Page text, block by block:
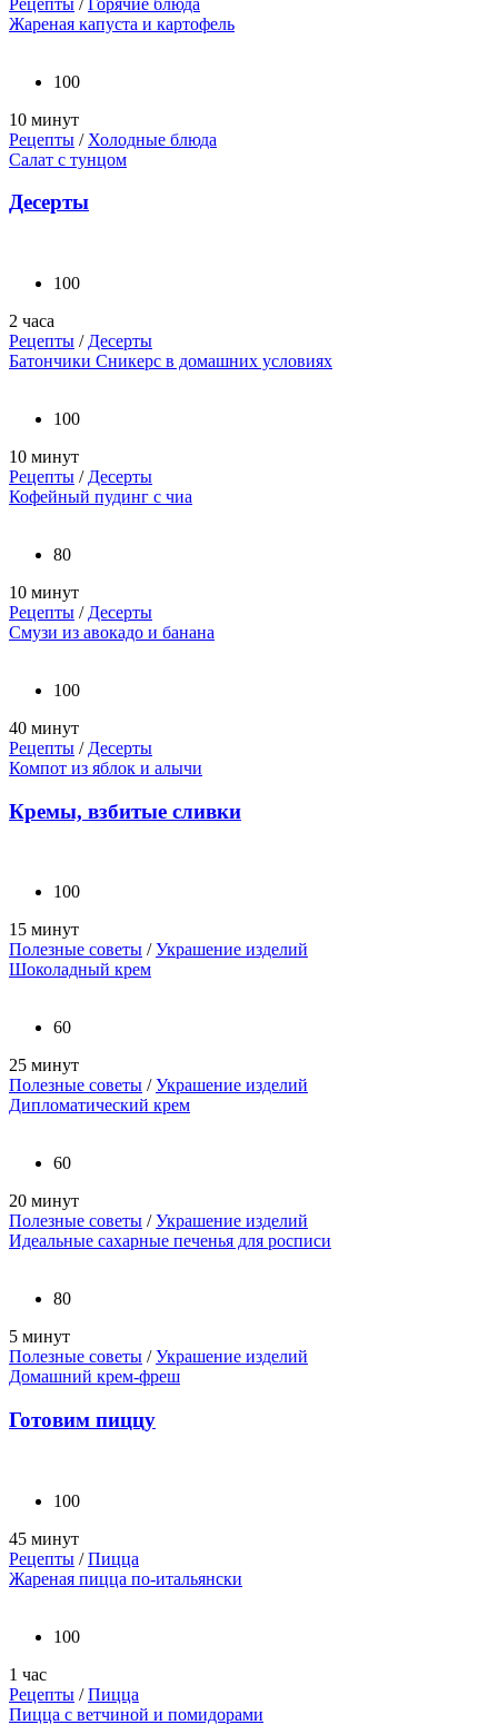
Жареная капуста и картофель
100
10 минут
Рецепты / Холодные блюда
Салат с тунцом
Десерты
100
2 часа
Рецепты / Десерты
Батончики Сникерс в домашних условиях
100
10 минут
Рецепты / Десерты
Кофейный пудинг с чиа
80
10 минут
Рецепты / Десерты
Смузи из авокадо и банана
100
40 минут
Рецепты / Десерты
Компот из яблок и алычи
Кремы, взбитые сливки
100
15 минут
Полезные советы /Украшение изделий
Шоколадный крем
60
25 минут
Полезные советы /Украшение изделий
Дипломатический крем
60
20 минут
Полезные советы /Украшение изделий
Идеальные сахарные печенья для росписи
80
5 минут
Полезные советы /Украшение изделий
Домашний крем-фреш
Готовим пиццу
100
45 минут
Рецепты /Пицца
Жареная пицца по-итальянски
100
1 час
Рецепты /Пицца
Пицца с ветчиной и помидорами